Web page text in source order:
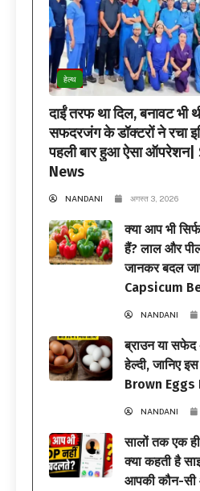
हेल्थ
दाईं तरफ था दिल, बनावट भी
सफदरजंग के डॉक्टरों ने रचा
पहली बार हुआ ऐसा
News
NANDANI अगस्त 3, 2026
क्या आप भी
हैं? लाल और
जानकर बदल
Capsicum
NANDANI
ब्राउन या सफेद
हेल्दी, जानिए
Brown
NANDANI
सालों तक एक
क्या कहती है
आपकी कौन-सी